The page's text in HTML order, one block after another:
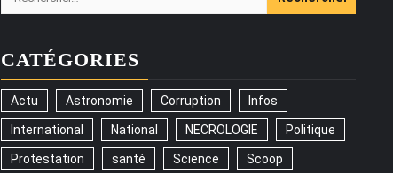
CATÉGORIES
Actu Astronomie Corruption Infos
International National NECROLOGIE Politique
Protestation santé Science Scoop